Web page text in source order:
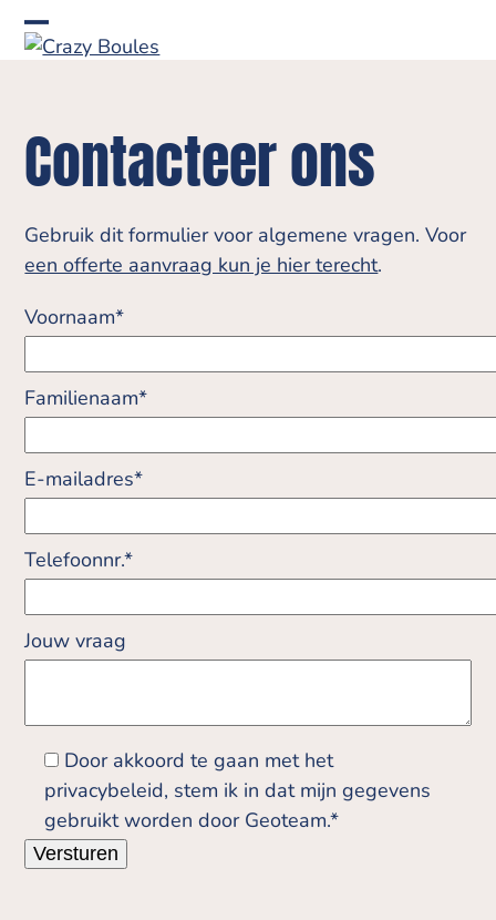
Skip
Open
Close
Contacteer ons
Gebruik dit formulier voor algemene vragen. Voor
een offerte aanvraag kun je hier terecht.
Voornaam*
Familienaam*
E-mailadres*
Telefoonnr.*
Jouw vraag
Door akkoord te gaan met het
privacybeleid, stem ik in dat mijn gegevens
gebruikt worden door Geoteam.*